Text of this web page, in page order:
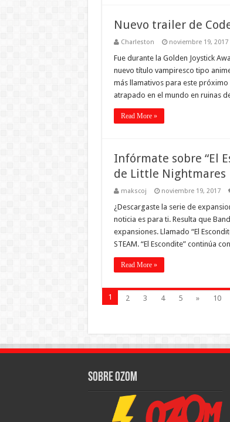
Nuevo trailer de
Charleston noviembre 19, 2017
Fue durante la Golden Joystick
nuevo título vampiresco tipo
más llamativos para este próximo
atrapado en el mundo en ruinas
Read More »
Infórmate sobre “El
de Little Nightmares
makscoj noviembre 19, 2017
¿Descargaste la serie de
noticia es para ti. Resulta que
expansiones. Llamado “El
STEAM. “El Escondite” continúa
Read More »
1 2 3 4 5 » 10
Sobre Ozom